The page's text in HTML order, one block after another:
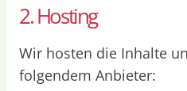
2. Hosting
Wir hosten die Inhalte
folgendem Anbieter: